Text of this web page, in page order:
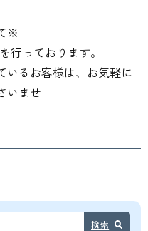
※
行っております。
いるお客様は、お気軽に
いませ
検索